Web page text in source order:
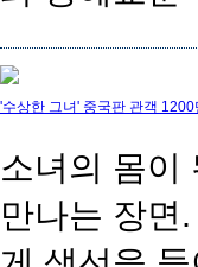
'수상한 그녀' 중국판 관객
소녀의 몸이
만나는 장면